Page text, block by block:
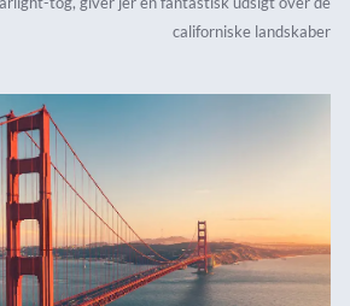
californiske landskaber